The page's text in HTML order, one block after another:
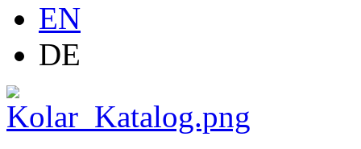
EN
DE